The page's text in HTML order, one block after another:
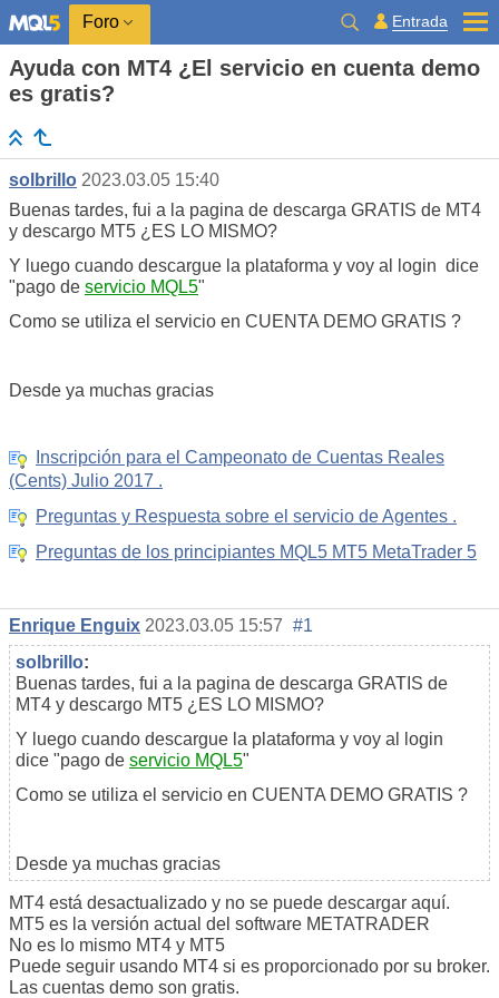
Foro Entrada
Ayuda con MT4 ¿El servicio en cuenta demo
es gratis?
solbrillo 2023.03.05 15:40
Buenas tardes, fui a la pagina de descarga GRATIS de MT4
y descargo MT5 ¿ES LO MISMO?
Y luego cuando descargue la plataforma y voy al login dice
"pago de servicio MQL5"
Como se utiliza el servicio en CUENTA DEMO GRATIS ?
Desde ya muchas gracias
Inscripción para el Campeonato de Cuentas Reales
(Cents) Julio 2017 .
Preguntas y Respuesta sobre el servicio de Agentes .
Preguntas de los principiantes MQL5 MT5 MetaTrader 5
Enrique Enguix 2023.03.05 15:57 #1
solbrillo:
Buenas tardes, fui a la pagina de descarga GRATIS de
MT4 y descargo MT5 ¿ES LO MISMO?
Y luego cuando descargue la plataforma y voy al login
dice "pago de servicio MQL5"
Como se utiliza el servicio en CUENTA DEMO GRATIS ?
Desde ya muchas gracias
MT4 está desactualizado y no se puede descargar aquí.
MT5 es la versión actual del software METATRADER
No es lo mismo MT4 y MT5
Puede seguir usando MT4 si es proporcionado por su broker.
Las cuentas demo son gratis.